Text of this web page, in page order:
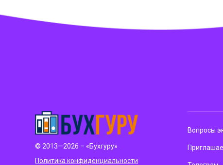
© 2013—2026 – «Бухгуру»
Политика конфиденциальности
Вопросы